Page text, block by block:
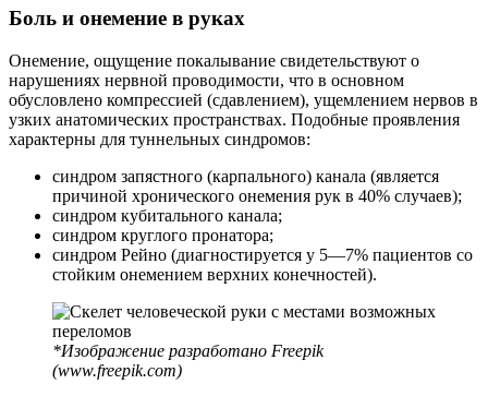
Боль и онемение в руках
Онемение, ощущение покалывание свидетельствуют о
нарушениях нервной проводимости, что в основном
обусловлено компрессией (сдавлением), ущемлением нервов в
узких анатомических пространствах. Подобные проявления
характерны для туннельных синдромов:
синдром запястного (карпального) канала (является
причиной хронического онемения рук в 40% случаев);
синдром кубитального канала;
синдром круглого пронатора;
синдром Рейно (диагностируется у 5—7% пациентов со
стойким онемением верхних конечностей).
*Изображение разработано Freepik
(www.freepik.com)